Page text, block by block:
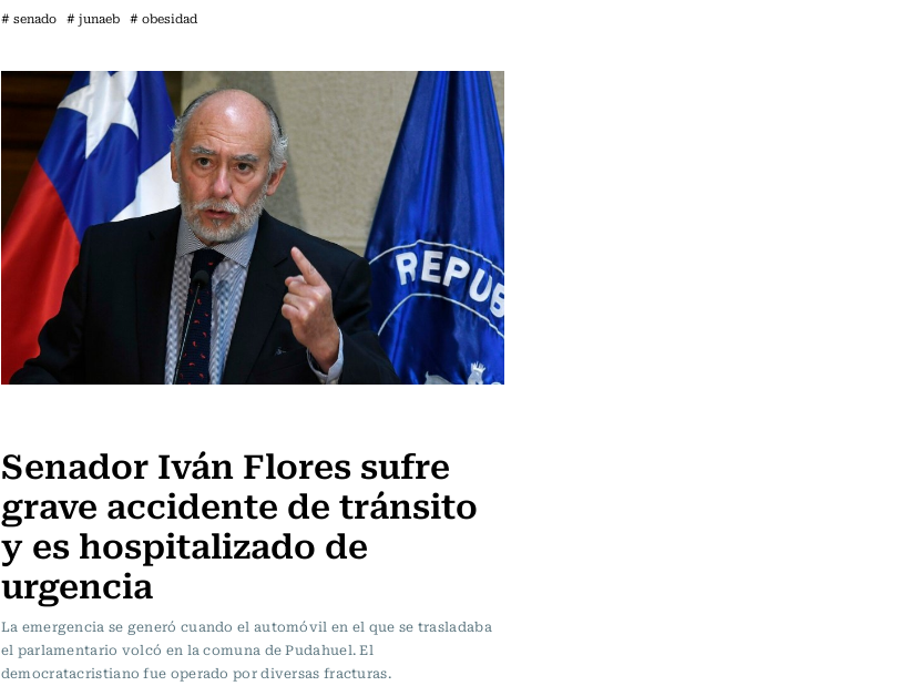
# senado # junaeb # obesidad
Senador Iván Flores sufre
grave accidente de tránsito
y es hospitalizado de
urgencia
La emergencia se generó cuando el automóvil en el que se trasladaba
el parlamentario volcó en la comuna de Pudahuel. El
democratacristiano fue operado por diversas fracturas.